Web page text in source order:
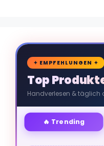
✦ EMPFEHLUNGEN ✦
Top
Handverlesen & täglich
🔥 Trending